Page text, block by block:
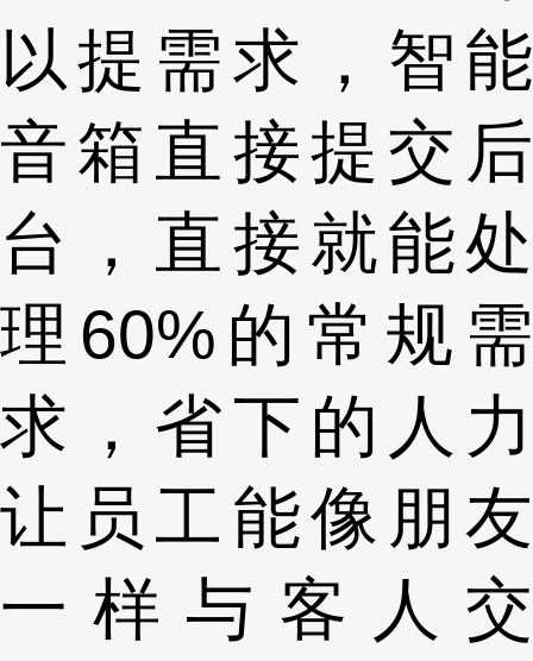
以提需求，智能
音箱直接提交后
台，直接就能处
理60%的常规需
求，省下的人力
让员工能像朋友
一样与客人交